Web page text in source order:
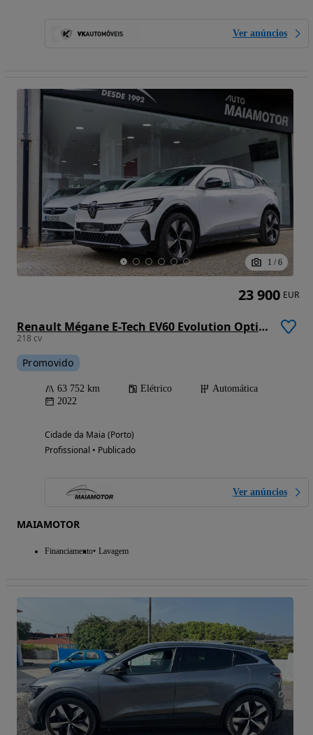
Ver anúncios
1 / 6
Renault Mégane E-Tech EV60 Evolution Optimum Charge
218 cv
Promovido
63 752 km Elétrico
Automática
2022
Cidade da Maia (Porto)
Profissional • Publicado
Ver anúncios
MAIAMOTOR
Financiamento Lavagem
23 900 EUR